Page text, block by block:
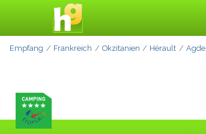
Empfang Frankreich Okzitanien Hérault Agde